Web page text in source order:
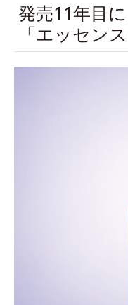
発売11年目
「エッセン